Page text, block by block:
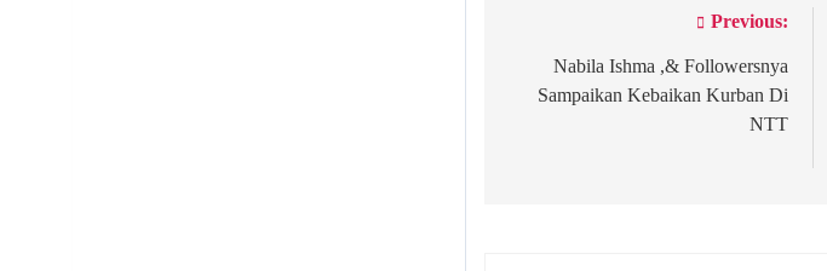
navigation
Previous:
Nabila Ishma ,& Followersnya
Sampaikan Kebaikan Kurban Di
NTT